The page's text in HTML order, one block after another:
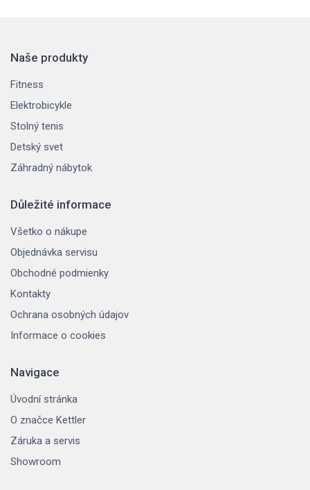
Naše produkty
Fitness
Elektrobicykle
Stolný tenis
Detský svet
Záhradný nábytok
Důležité informace
Všetko o nákupe
Objednávka servisu
Obchodné podmienky
Kontakty
Ochrana osobných údajov
Informace o cookies
Navigace
Úvodní stránka
O značce Kettler
Záruka a servis
Showroom